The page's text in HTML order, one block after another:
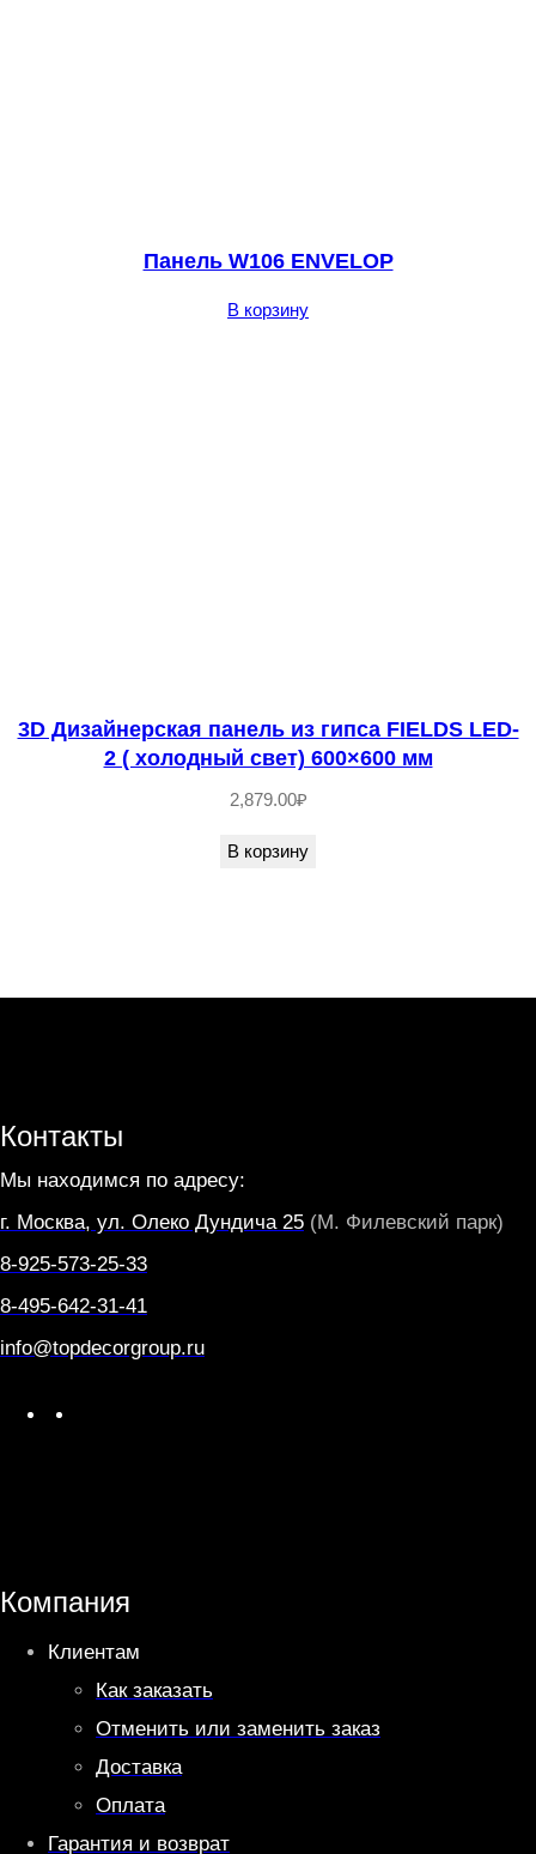
Панель W106 ENVELOP
В корзину
3D Дизайнерская панель из гипса FIELDS LED-
2 ( холодный свет) 600×600 мм
2,879.00₽
В корзину
Контакты
Мы находимся по адресу:
г. Москва, ул. Олеко Дундича 25 (М. Филевский парк)
8-925-573-25-33
8-495-642-31-41
info@topdecorgroup.ru
p
p
a
m
Компания
Клиентам
Как заказать
Отменить или заменить заказ
Доставка
Оплата
Гарантия и возврат